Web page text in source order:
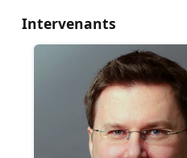
Intervenants